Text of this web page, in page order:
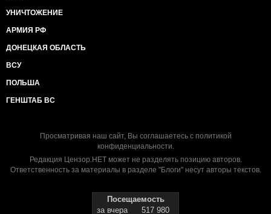
УНИЧТОЖЕНИЕ
АРМИЯ РФ
ДОНЕЦКАЯ ОБЛАСТЬ
ВСУ
ПОЛЬША
ГЕНШТАБ ВС
Просматривая наш сайт, Вы соглашаетесь с политикой
конфиденциальности.
Редакция Цензор.НЕТ может не разделять позицию авторов.
Ответственность за материалы в разделе "Блоги" несут авторы текстов.
Посещаемость
за вчера
517 980